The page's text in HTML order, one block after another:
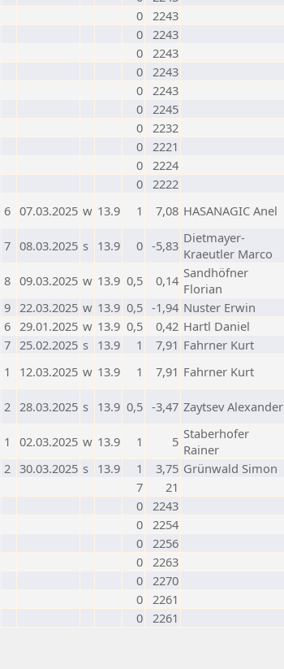
0 2243
0 2243
0 2243
0 2243
0 2243
0 2245
0 2232
0 2221
0 2224
0 2222
6 07.03.2025 w 13.9 1 7,08 HASANAGIC Anel
7 08.03.2025 s 13.9 0 -5,83 Dietmayer-
Kraeutler Marco
8 09.03.2025 w 13.9 0,5 0,14 Sandhöfner
Florian
9 22.03.2025 w 13.9 0,5 -1,94 Nuster Erwin
6 29.01.2025 w 13.9 0,5 0,42 Hartl Daniel
7 25.02.2025 s 13.9 1 7,91 Fahrner Kurt
1 12.03.2025 w 13.9 1 7,91 Fahrner Kurt
2 28.03.2025 s 13.9 0,5 -3,47 Zaytsev Alexander
1 02.03.2025 w 13.9 1 5 Staberhofer
Rainer
2 30.03.2025 s 13.9 1 3,75 Grünwald Simon
7
21
0 2243
0 2254
0 2256
0 2263
0 2270
0 2261
0 2261